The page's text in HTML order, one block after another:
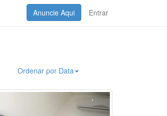
Anuncie Aqui Entrar
Ordenar por Data
›